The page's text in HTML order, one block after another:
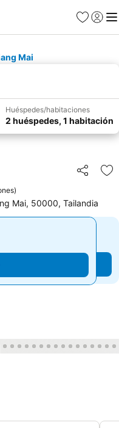
Favoritos
Iniciar
Mai
Huéspedes/habitaciones
2 huéspedes, 1 habitación
Compartir
)
Mai, 50000, Tailandia